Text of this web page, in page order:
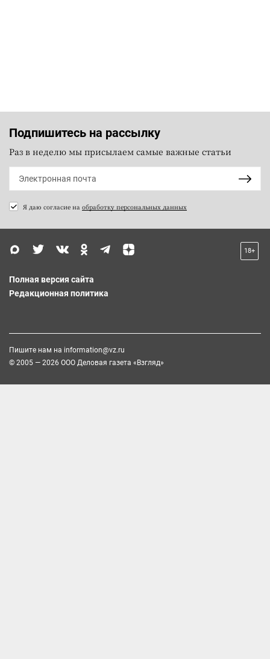
Подпишитесь на рассылку
Раз в неделю мы присылаем самые важные статьи
Я даю согласие на обработку персональных данных
18+
Полная версия сайта
Редакционная политика
Пишите нам на information@vz.ru
© 2005 — 2026 ООО Деловая газета «Взгляд»